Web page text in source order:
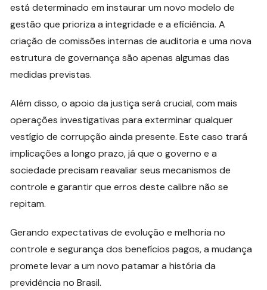
está determinado em instaurar um novo modelo de
gestão que prioriza a integridade e a eficiência. A
criação de comissões internas de auditoria e uma nova
estrutura de governança são apenas algumas das
medidas previstas.
Além disso, o apoio da justiça será crucial, com mais
operações investigativas para exterminar qualquer
vestígio de corrupção ainda presente. Este caso trará
implicações a longo prazo, já que o governo e a
sociedade precisam reavaliar seus mecanismos de
controle e garantir que erros deste calibre não se
repitam.
Gerando expectativas de evolução e melhoria no
controle e segurança dos benefícios pagos, a mudança
promete levar a um novo patamar a história da
previdência no Brasil.